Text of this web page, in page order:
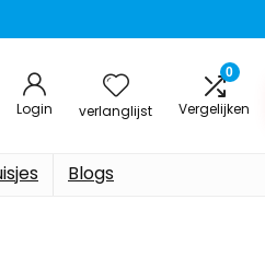
Login verlanglijst
0
Vergelijken
Blogs